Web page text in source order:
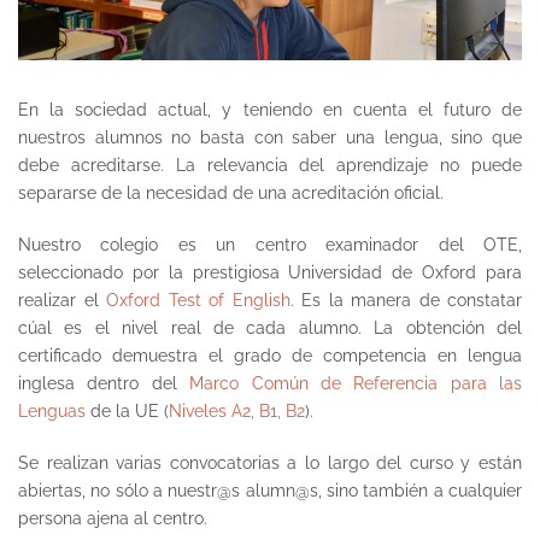
En la sociedad actual, y teniendo en cuenta el futuro de
nuestros alumnos no basta con saber una lengua, sino que
debe acreditarse. La relevancia del aprendizaje no puede
separarse de la necesidad de una acreditación oficial.
Nuestro colegio es un centro examinador del OTE,
seleccionado por la prestigiosa Universidad de Oxford para
realizar el Oxford Test of English. Es la manera de constatar
cúal es el nivel real de cada alumno. La obtención del
certificado demuestra el grado de competencia en lengua
inglesa dentro del Marco Común de Referencia para las
Lenguas de la UE (Niveles A2, B1, B2).
Se realizan varias convocatorias a lo largo del curso y están
abiertas, no sólo a nuestr@s alumn@s, sino también a cualquier
persona ajena al centro.